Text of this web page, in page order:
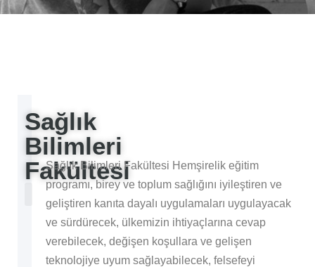
Sağlık
Bilimleri
Fakültesi
Sağlık Bilimleri Fakültesi Hemşirelik eğitim
programı, birey ve toplum sağlığını iyileştiren ve
geliştiren kanıta dayalı uygulamaları uygulayacak
ve sürdürecek, ülkemizin ihtiyaçlarına cevap
verebilecek, değişen koşullara ve gelişen
teknolojiye uyum sağlayabilecek, felsefeyi